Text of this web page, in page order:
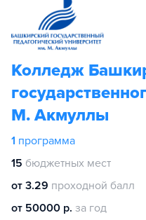
Колледж
М. Акмуллы
1 программа
15 бюджетных мест
от 3.29 проходной балл
от 50000 р. за год